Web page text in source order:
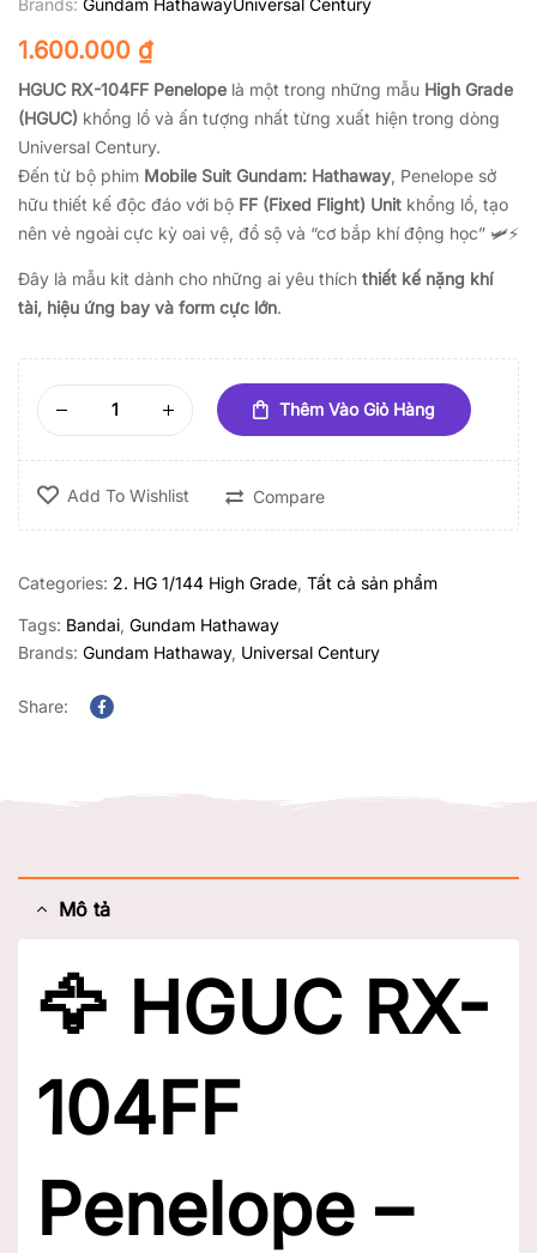
Brands: Gundam HathawayUniversal Century
1.600.000 ₫
HGUC RX-104FF Penelope là một trong những mẫu High Grade
(HGUC) khổng lồ và ấn tượng nhất từng xuất hiện trong dòng
Universal Century.
Đến từ bộ phim Mobile Suit Gundam: Hathaway, Penelope sở
hữu thiết kế độc đáo với bộ FF (Fixed Flight) Unit khổng lồ, tạo
nên vẻ ngoài cực kỳ oai vệ, đồ sộ và “cơ bắp khí động học” 🛩️⚡
Đây là mẫu kit dành cho những ai yêu thích thiết kế nặng khí
tài, hiệu ứng bay và form cực lớn.
Thêm Vào Giỏ Hàng
Add To Wishlist Compare
Categories: 2. HG 1/144 High Grade, Tất cả sản phẩm
Tags: Bandai, Gundam Hathaway
Brands: Gundam Hathaway, Universal Century
Share:
Mô tả
🦅 HGUC RX-
104FF
Penelope –